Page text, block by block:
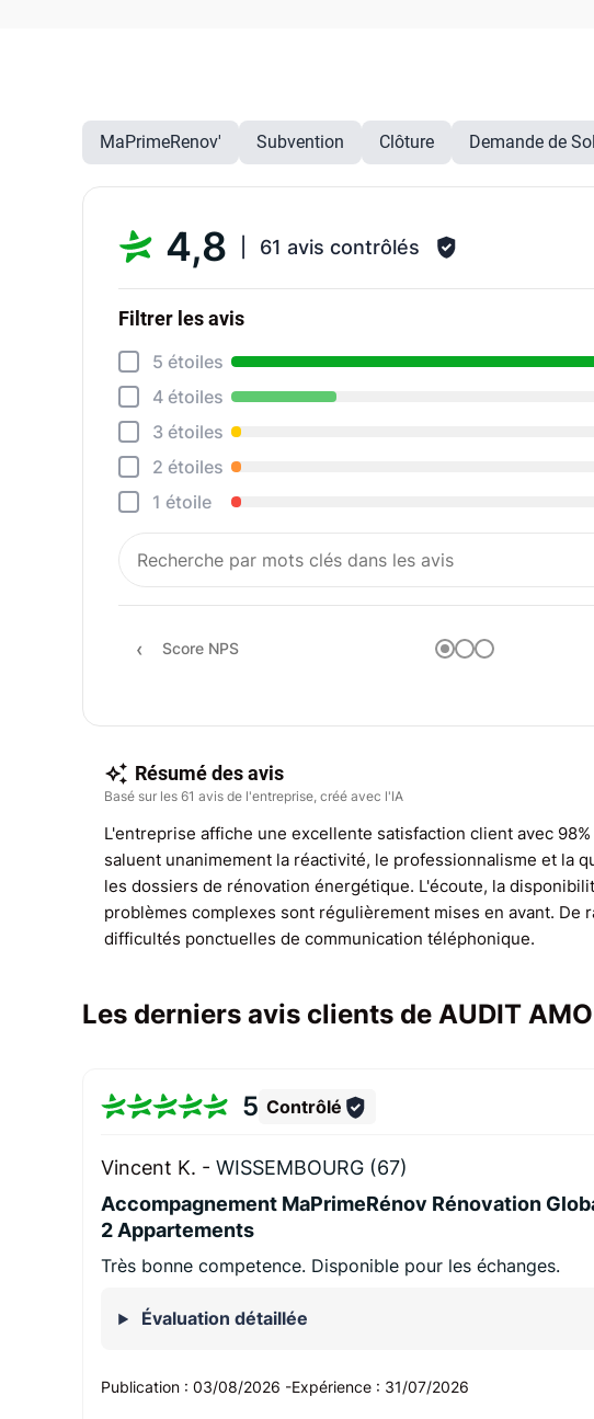
MaPrimeRenov' Subvention Clôture Demande de
4,8 61 avis contrôlés
Filtrer les avis
5 étoiles
4 étoiles
3 étoiles
2 étoiles
1 étoile
Score NPS
Résumé des avis
Basé sur les 61 avis de l'entreprise, créé avec l'IA
L'entreprise affiche une excellente satisfaction client avec
saluent unanimement la réactivité, le professionnalisme et la
les dossiers de rénovation énergétique. L'écoute, la
problèmes complexes sont régulièrement mises en avant. De
difficultés ponctuelles de communication téléphonique.
Les derniers avis clients de AUDIT AMO
5 Contrôlé
Vincent K. -WISSEMBOURG (67)
Accompagnement MaPrimeRénov Rénovation
2 Appartements
Très bonne competence. Disponible pour les échanges.
Évaluation détaillée
Publication :03/08/2026 -Expérience : 31/07/2026